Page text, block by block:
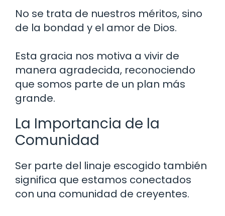
No se trata de nuestros méritos, sino
de la bondad y el amor de Dios.
Esta gracia nos motiva a vivir de
manera agradecida, reconociendo
que somos parte de un plan más
grande.
La Importancia de la
Comunidad
Ser parte del linaje escogido también
significa que estamos conectados
con una comunidad de creyentes.